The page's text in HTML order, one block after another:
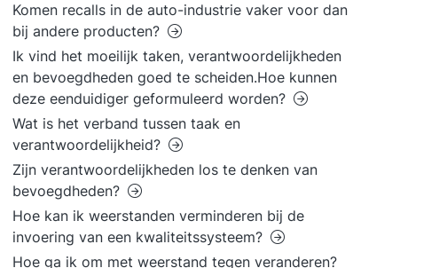
Komen recalls in de auto-industrie vaker voor dan
bij andere producten?
Ik vind het moeilijk taken, verantwoordelijkheden
en bevoegdheden goed te scheiden.Hoe kunnen
deze eenduidiger geformuleerd worden?
Wat is het verband tussen taak en
verantwoordelijkheid?
Zijn verantwoordelijkheden los te denken van
bevoegdheden?
Hoe kan ik weerstanden verminderen bij de
invoering van een kwaliteitssysteem?
Hoe ga ik om met weerstand tegen veranderen?